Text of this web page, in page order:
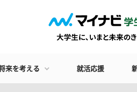
来を考える 就活応援